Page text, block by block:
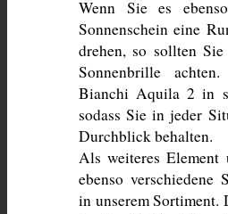
Wenn Sie es
Sonnenschein eine
drehen, so sollten
Sonnenbrille
Bianchi Aquila 2 in
sodass Sie in jeder
Durchblick behalten.
Als weiteres Element
ebenso verschiedene
in unserem Sortiment.